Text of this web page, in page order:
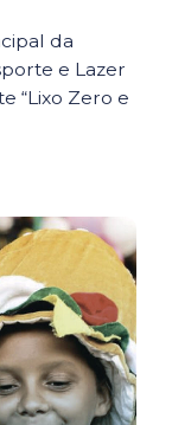
da
e Lazer
“Lixo Zero e